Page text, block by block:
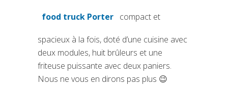
food truck Porter
(si apre in una nuova scheda)
compact et
spacieux à la fois, doté d’une cuisine avec
deux modules, huit brûleurs et une
friteuse puissante avec deux paniers.
Nous ne vous en dirons pas plus 😉